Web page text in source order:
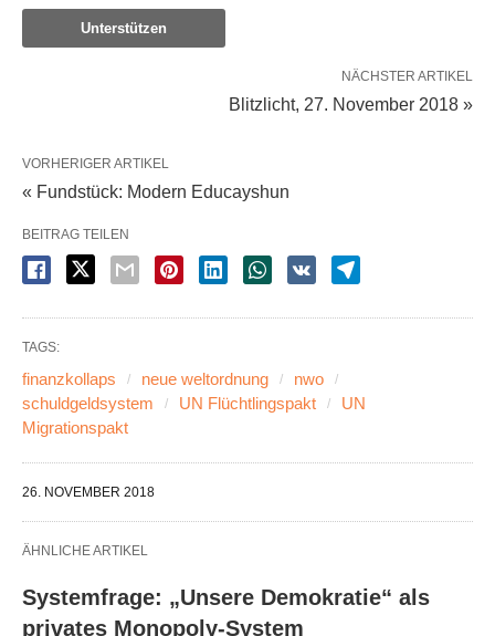
Unterstützen
NÄCHSTER ARTIKEL
Blitzlicht, 27. November 2018 »
VORHERIGER ARTIKEL
« Fundstück: Modern Educayshun
BEITRAG TEILEN
TAGS:
finanzkollaps neue weltordnung
nwo
schuldgeldsystem
UN Flüchtlingspakt
UN
Migrationspakt
26. NOVEMBER 2018
ÄHNLICHE ARTIKEL
Systemfrage: „Unsere Demokratie“ als
privates Monopoly-System